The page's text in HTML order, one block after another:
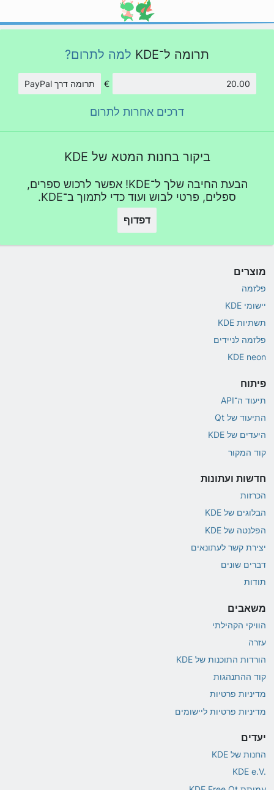
תרומה ל־KDE למה לתרום?
€ תרומה דרך PayPal
דרכים אחרות לתרום
ביקור בחנות המטא של KDE
הבעת החיבה שלך ל־KDE! אפשר לרכוש ספרים,
ספלים, פרטי לבוש ועוד כדי לתמוך ב־KDE.
דפדוף
מוצרים
פלזמה
יישומי KDE
תשתיות KDE
פלזמה לניידים
KDE neon
פיתוח
תיעוד ה־API
התיעוד של Qt
היעדים של KDE
קוד המקור
חדשות ועתונות
הכרזות
הבלוגים של KDE
הפלנטה של KDE
יצירת קשר לעתונאים
דברים שונים
תודות
משאבים
הוויקי הקהילתי
עזרה
הורדות התוכנות של KDE
קוד ההתנהגות
מדיניות פרטיות
מדיניות פרטיות ליישומים
יעדים
החנות של KDE
KDE e.V.‎